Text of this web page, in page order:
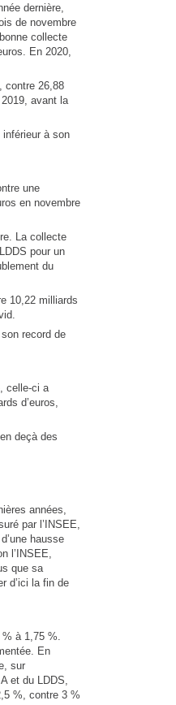
dernière,
de novembre
collecte
En 2020,
contre 26,88
avant la
inférieur à son
une
en novembre
La collecte
pour un
du
10,22 milliards
record de
celle-ci a
d’euros,
deçà des
années,
par l’INSEE,
hausse
l’INSEE,
que sa
d’ici la fin de
% à 1,75 %.
En
sur
et du LDDS,
%, contre 3 %